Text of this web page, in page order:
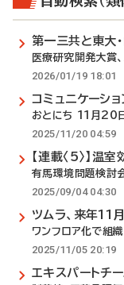
第一三共と東大
医療研究開発大賞
2026/01/19 18:01
コミュニケーシ
おとにち 11月20日
2025/11/20 04:59
【連載〈5〉】温
有馬環境問題検討
2025/09/04 04:30
ツムラ、来年11
ワンフロア化で組
2025/11/05 20:19
エキスパートチ